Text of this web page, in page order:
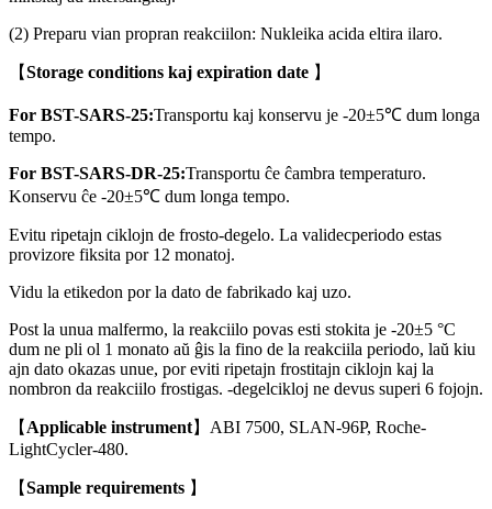
(2) Preparu vian propran reakciilon: Nukleika acida eltira ilaro.
【Storage conditions kaj expiration date 】
For BST-SARS-25:Transportu kaj konservu je -20±5℃ dum longa
tempo.
For BST-SARS-DR-25:Transportu ĉe ĉambra temperaturo.
Konservu ĉe -20±5℃ dum longa tempo.
Evitu ripetajn ciklojn de frosto-degelo. La validecperiodo estas
provizore fiksita por 12 monatoj.
Vidu la etikedon por la dato de fabrikado kaj uzo.
Post la unua malfermo, la reakciilo povas esti stokita je -20±5 °C
dum ne pli ol 1 monato aŭ ĝis la fino de la reakciila periodo, laŭ kiu
ajn dato okazas unue, por eviti ripetajn frostitajn ciklojn kaj la
nombron da reakciilo frostigas. -degelcikloj ne devus superi 6 fojojn.
【Applicable instrument】 ABI 7500, SLAN-96P, Roche-
LightCycler-480.
【Sample requirements 】